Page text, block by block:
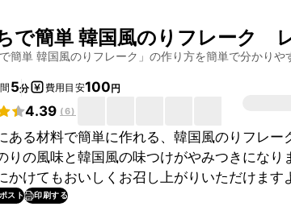
で簡単 韓国風のりフレーク
簡単 韓国風のりフレーク 」の作り方を簡単で分かりや
5分 費用目安100円
4.39 (6)
ある材料で簡単に作れる、韓国風のりフレ
りの風味と韓国風の味つけがやみつきになり
かけてもおいしくお召し上がりいただけます
ポスト 印刷する